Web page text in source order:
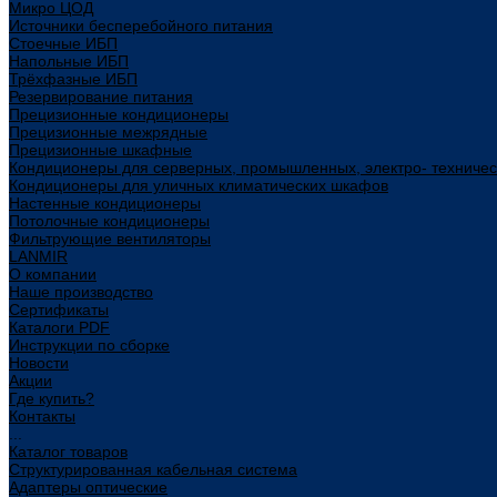
Микро ЦОД
Источники бесперебойного питания
Стоечные ИБП
Напольные ИБП
Трёхфазные ИБП
Резервирование питания
Прецизионные кондиционеры
Прецизионные межрядные
Прецизионные шкафные
Кондиционеры для серверных, промышленных, электро-
Кондиционеры для уличных климатических шкафов
Настенные кондиционеры
Потолочные кондиционеры
Фильтрующие вентиляторы
LANMIR
О компании
Наше производство
Сертификаты
Каталоги PDF
Инструкции по сборке
Новости
Акции
Где купить?
Контакты
Каталог товаров
Структурированная кабельная система
Адаптеры оптические